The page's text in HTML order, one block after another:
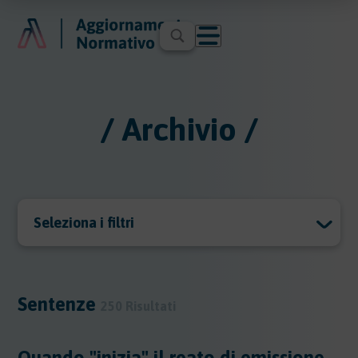
/ Archivio /
Seleziona i filtri
Sentenze